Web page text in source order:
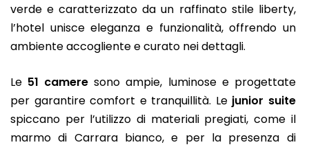
verde e caratterizzato da un raffinato stile liberty,
l’hotel unisce eleganza e funzionalità, offrendo un
ambiente accogliente e curato nei dettagli.
Le 51 camere sono ampie, luminose e progettate
per garantire comfort e tranquillità. Le junior suite
spiccano per l’utilizzo di materiali pregiati, come il
marmo di Carrara bianco, e per la presenza di